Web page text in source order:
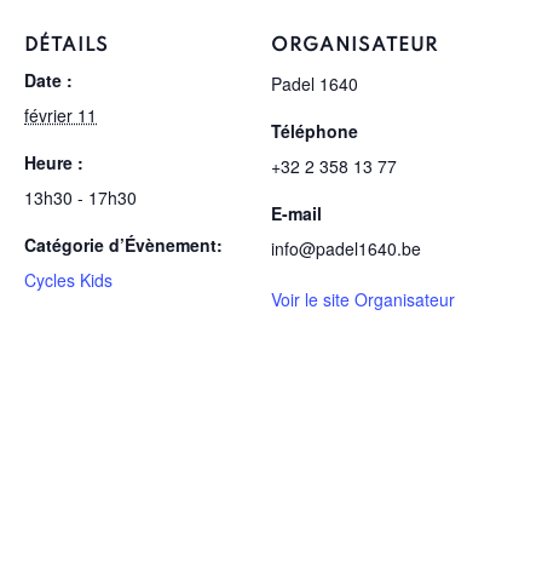
DÉTAILS
Date :
février 11
Heure :
13h30 - 17h30
Catégorie d’Évènement:
Cycles Kids
ORGANISATEUR
Padel 1640
Téléphone
+32 2 358 13 77
E-mail
info@padel1640.be
Voir le site Organisateur